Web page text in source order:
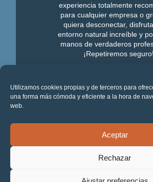
Utilizamos cookies propias y de terceros para
una forma más cómoda y eficiente a la hora de
web.
Aceptar
Rechazar
experiencia totalmente
para cualquier empresa o
quiera desconectar,
entorno natural increíble y
manos de verdaderos
¡Repetiremos
Ver más
Segueix
© 2026 - StressAdrenalina S.L. - Tel.+34 938